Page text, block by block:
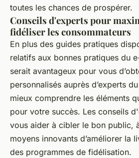
toutes les chances de prospérer.
Conseils d'experts pour
fidéliser les consommateurs
En plus des guides pratiques
relatifs aux bonnes pratiques du
serait avantageux pour vous
personnalisés auprès d’experts
mieux comprendre les éléments
pour votre succès. Les conseils
vous aider à cibler le bon public,
moyens innovants d’améliorer la
des programmes de fidélisation.